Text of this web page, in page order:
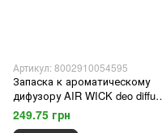
Артикул: 8002910054595
Запаска к ароматическому
дифузору AIR WICK deo diffus
ricar oli essenz 20 ml vaniglia e
ciliego
249.75 грн